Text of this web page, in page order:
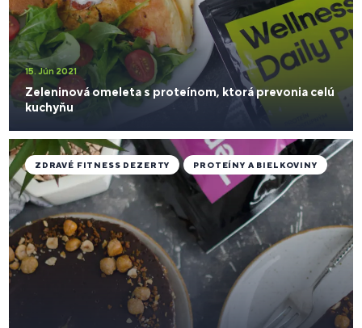
15. Jún 2021
Zeleninová omeleta s proteínom, ktorá prevonia celú
kuchyňu
ZDRAVÉ FITNESS DEZERTY PROTEÍNY A BIELKOVINY